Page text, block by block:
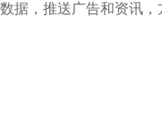
据，推送广告和资讯